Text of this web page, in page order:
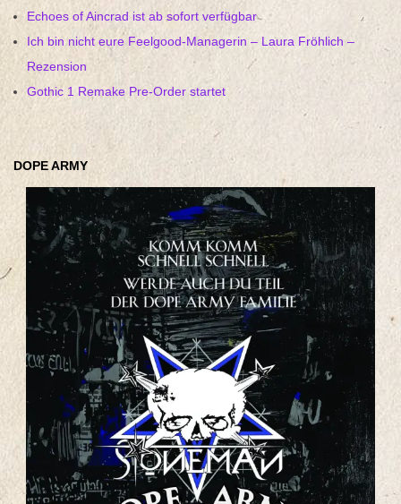
Echoes of Aincrad ist ab sofort verfügbar
Ich bin nicht eure Feelgood-Managerin – Laura Fröhlich –
Rezension
Gothic 1 Remake Pre-Order startet
DOPE ARMY